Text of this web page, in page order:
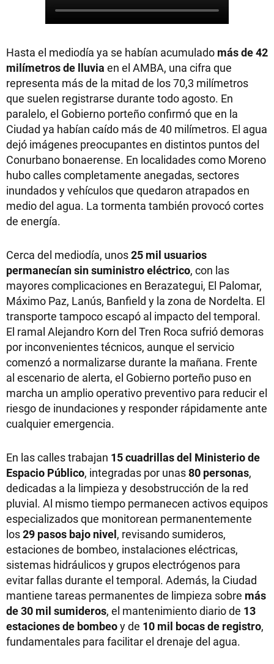
Hasta el mediodía ya se habían acumulado más de 42
milímetros de lluvia en el AMBA, una cifra que
representa más de la mitad de los 70,3 milímetros
que suelen registrarse durante todo agosto. En
paralelo, el Gobierno porteño confirmó que en la
Ciudad ya habían caído más de 40 milímetros. El agua
dejó imágenes preocupantes en distintos puntos del
Conurbano bonaerense. En localidades como Moreno
hubo calles completamente anegadas, sectores
inundados y vehículos que quedaron atrapados en
medio del agua. La tormenta también provocó cortes
de energía.
Cerca del mediodía, unos25 mil usuarios
permanecían sin suministro eléctrico, con las
mayores complicaciones en Berazategui, El Palomar,
Máximo Paz, Lanús, Banfield y la zona de Nordelta. El
transporte tampoco escapó al impacto del temporal.
El ramal Alejandro Korn del Tren Roca sufrió demoras
por inconvenientes técnicos, aunque el servicio
comenzó a normalizarse durante la mañana. Frente
al escenario de alerta, el Gobierno porteño puso en
marcha un amplio operativo preventivo para reducir el
riesgo de inundaciones y responder rápidamente ante
cualquier emergencia.
En las calles trabajan 15 cuadrillas del Ministerio de
Espacio Público, integradas por unas80 personas,
dedicadas a la limpieza y desobstrucción de la red
pluvial. Al mismo tiempo permanecen activos equipos
especializados que monitorean permanentemente
los29 pasos bajo nivel, revisando sumideros,
estaciones de bombeo, instalaciones eléctricas,
sistemas hidráulicos y grupos electrógenos para
evitar fallas durante el temporal. Además, la Ciudad
mantiene tareas permanentes de limpieza sobre más
de 30 mil sumideros, el mantenimiento diario de 13
estaciones de bombeoy de 10 mil bocas de registro,
fundamentales para facilitar el drenaje del agua.